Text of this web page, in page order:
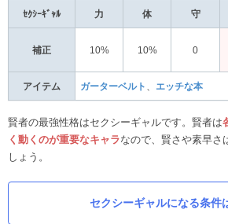
ｾｸｼｰｷﾞｬﾙ 力 体 守
補正 10% 10% 0
アイテム ガーターベルト エッチな本
賢者の最強性格はセクシーギャルです。賢者は
く動くのが重要なキャラなので、賢さや素早さ
しょう。
セクシーギャルになる条件